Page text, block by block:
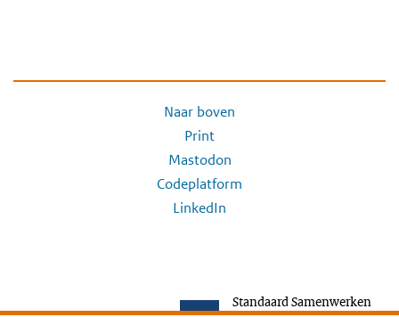
Naar boven
Print
Mastodon
Codeplatform
LinkedIn
Standaard Samenwerken